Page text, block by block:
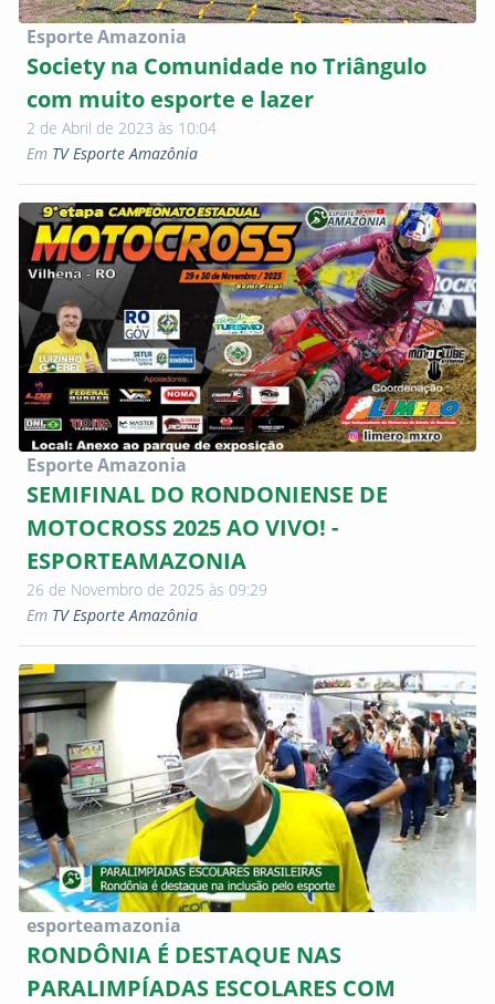
Esporte Amazonia
Society na Comunidade no Triângulo
com muito esporte e lazer
2 de Abril de 2023 às 10:04
Em TV Esporte Amazônia
Esporte Amazonia
SEMIFINAL DO RONDONIENSE DE
MOTOCROSS 2025 AO VIVO! -
ESPORTEAMAZONIA
26 de Novembro de 2025 às 09:29
Em TV Esporte Amazônia
esporteamazonia
RONDÔNIA É DESTAQUE NAS
PARALIMPÍADAS ESCOLARES COM